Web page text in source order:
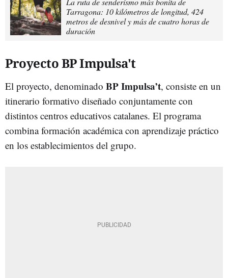
Tarragona: 10 kilómetros de longitud, 424
metros de desnivel y más de cuatro horas de
duración
Proyecto BP Impulsa't
El proyecto, denominado BP Impulsa’t, consiste en un
itinerario formativo diseñado conjuntamente con
distintos centros educativos catalanes. El programa
combina formación académica con aprendizaje práctico
en los establecimientos del grupo.